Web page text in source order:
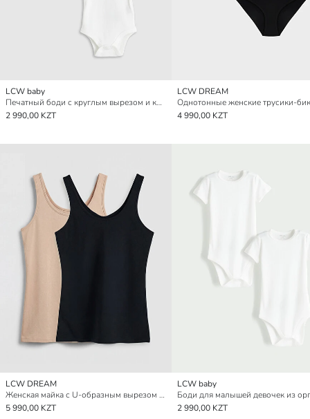
LCW baby
Печатный боди с круглым вырезом и коротким рукавом для малышей мальчиков на заклепках, упаковка из 2 штук
2 990,00 KZT
LCW DREAM
4 990,00 KZT
LCW DREAM
Женская майка с U-образным вырезом и ремешками, упаковка из 2 штук
5 990,00 KZT
LCW baby
2 990,00 KZT